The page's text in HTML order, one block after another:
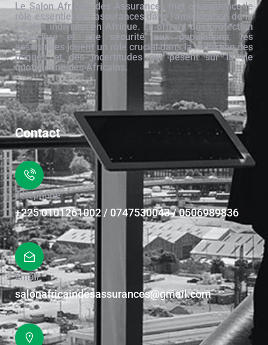
Le Salon Africain des Assurances met en évidence le
rôle essentiel des assurances dans l’amélioration de la
vie des individus en Afrique. En offrant une protection
financière et une sécurité aux populations, les
assurances jouent un rôle crucial dans la réduction des
risques et des incertitudes qui pèsent sur la vie
quotidienne des Africains.
Contact
Téléphone
+225 0101261002 / 0747530043 / 0506989836
Email
salonafricaindesassurances@gmail.com